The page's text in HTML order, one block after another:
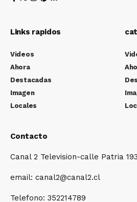
Links rapidos
Videos
Ahora
Destacadas
Imagen
Locales
Contacto
Canal 2 Television-calle Patria
email: canal2@canal2.cl
Telefono: 352214789